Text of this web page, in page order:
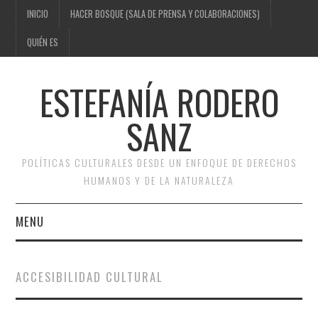
INICIO HACER BOSQUE (SALA DE PRENSA Y COLABORACIONES)
QUIÉN ES
ESTEFANÍA RODERO
SANZ
POLÍTICAS CULTURALES DESDE UN ENFOQUE DE DERECHOS
HUMANOS Y DE LA NATURALEZA
MENU
HACER BOSQUE (SALA DE
ACCESIBILIDAD CULTURAL